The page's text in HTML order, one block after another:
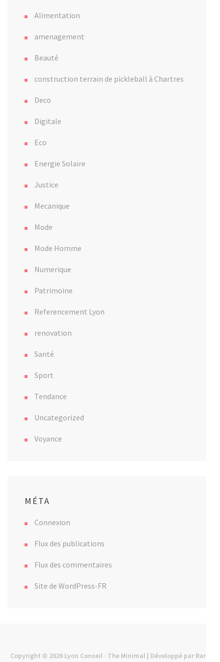
Alimentation
amenagement
Beauté
construction terrain de pickleball à Chartres
Deco
Digitale
Eco
Energie Solaire
Justice
Mecanique
Mode
Mode Homme
Numerique
Patrimoine
Referencement Lyon
renovation
Santé
Sport
Tendance
Uncategorized
Voyance
MÉTA
Connexion
Flux des publications
Flux des commentaires
Site de WordPress-FR
Copyright © 2026 Lyon Conseil · The Minimal | Développé par Rara